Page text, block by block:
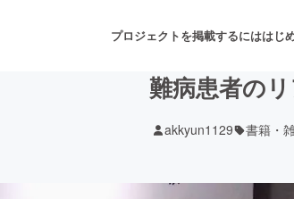
プロジェクトを掲載するにははじ
難病患者の
akkyun1129 書籍・